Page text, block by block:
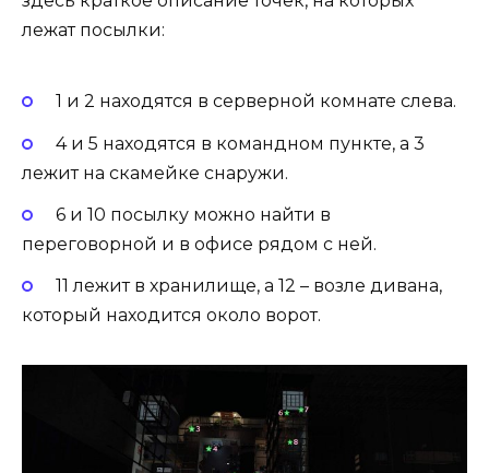
лежат посылки:
1 и 2 находятся в серверной комнате слева.
4 и 5 находятся в командном пункте, а 3
лежит на скамейке снаружи.
6 и 10 посылку можно найти в
переговорной и в офисе рядом с ней.
11 лежит в хранилище, а 12 – возле дивана,
который находится около ворот.